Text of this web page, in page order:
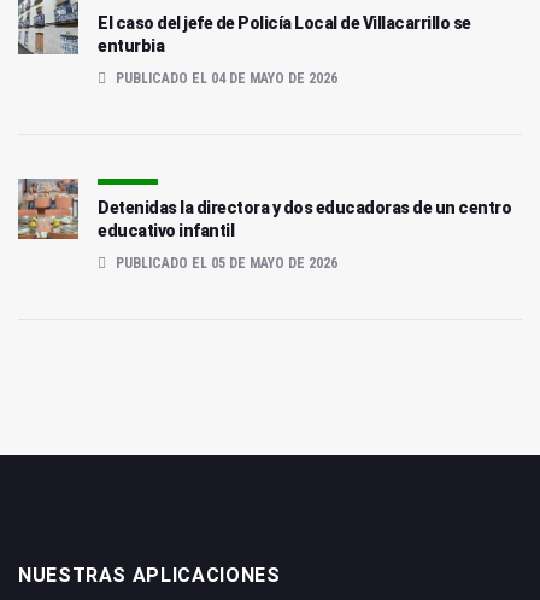
El caso del jefe de Policía Local de Villacarrillo se
enturbia
PUBLICADO EL 04 DE MAYO DE 2026
Detenidas la directora y dos educadoras de un centro
educativo infantil
PUBLICADO EL 05 DE MAYO DE 2026
NUESTRAS APLICACIONES